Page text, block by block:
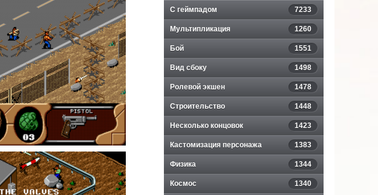
С геймпадом 7233
Мультипликация 1260
Бой 1551
Вид сбоку 1498
Ролевой экшен 1478
Строительство 1448
Несколько концовок 1423
Кастомизация персонажа 1383
Физика 1344
Космос 1340